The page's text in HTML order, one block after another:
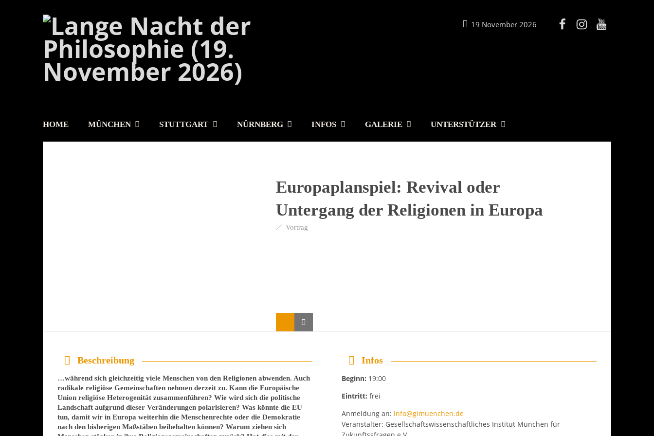
19 November 2026
HOME MÜNCHEN STUTTGART NÜRNBERG INFOS GALERIE UNTERSTÜTZER
Europaplanspiel: Revival oder
Untergang der Religionen in Europa
Vortrag
Beschreibung
…während sich gleichzeitig viele Menschen von den Religionen abwenden. Auch
radikale religiöse Gemeinschaften nehmen derzeit zu. Kann die Europäische
Union religiöse Heterogenität zusammenführen? Wie wird sich die politische
Landschaft aufgrund dieser Veränderungen polarisieren? Was könnte die EU
tun, damit wir in Europa weiterhin die Menschenrechte oder die Demokratie
nach den bisherigen Maßstäben beibehalten können? Warum ziehen sich
Infos
Beginn: 19:00
Eintritt: frei
Anmeldung an: info@gimuenchen.de
Veranstalter: Gesellschaftswissenschaftliches Institut München für